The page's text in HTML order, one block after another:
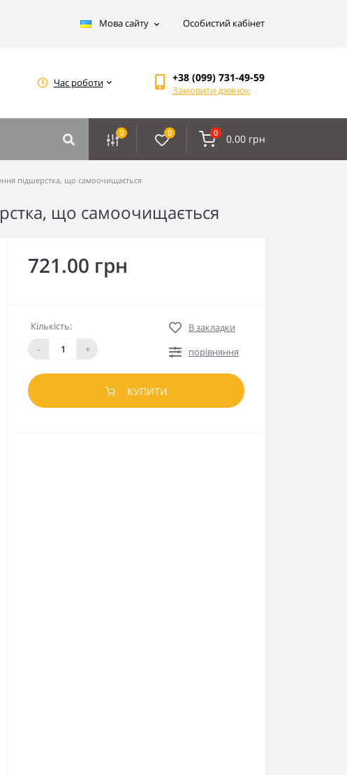
Мова сайту Особистий кабінет
Час роботи +38 (099) 731-49-59
Замовити дзвінок
0 0 0 0.00 грн
підшерстка, що самоочищається
що самоочищається
721.00 грн
Кількість:
-
+
В закладки
порівняння
КУПИТИ